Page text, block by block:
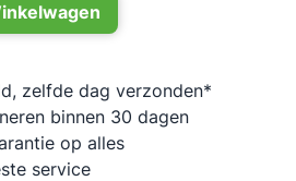
zelfde dag verzonden*
binnen 30 dagen
op alles
service